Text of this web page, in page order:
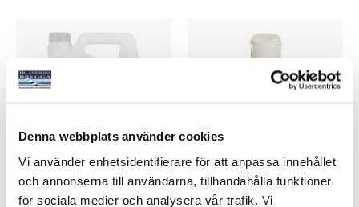
Denna webbplats använder cookies
Vi använder enhetsidentifierare för att anpassa innehållet
och annonserna till användarna, tillhandahålla funktioner
för sociala medier och analysera vår trafik. Vi
WC OLJA 100ML